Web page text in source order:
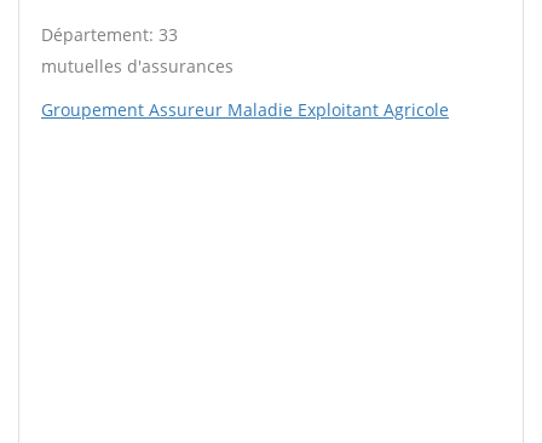
Département: 33
mutuelles d'assurances
Groupement Assureur Maladie Exploitant Agricole